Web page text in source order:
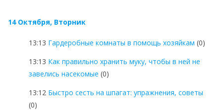
14 Октября, Вторник
13:13 Гардеробные комнаты в помощь хозяйкам (0)
13:13 Как правильно хранить муку, чтобы в ней не
завелись насекомые (0)
13:12 Быстро сесть на шпагат: упражнения, советы
(0)